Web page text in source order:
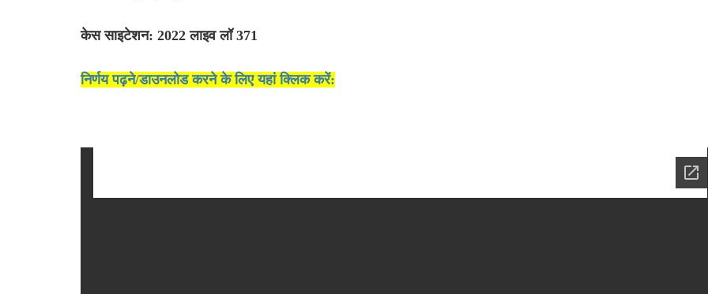
केस साइटेशन: 2022 लाइव लॉ 371
निर्णय पढ़ने/डाउनलोड करने के लिए यहां क्लिक करें: